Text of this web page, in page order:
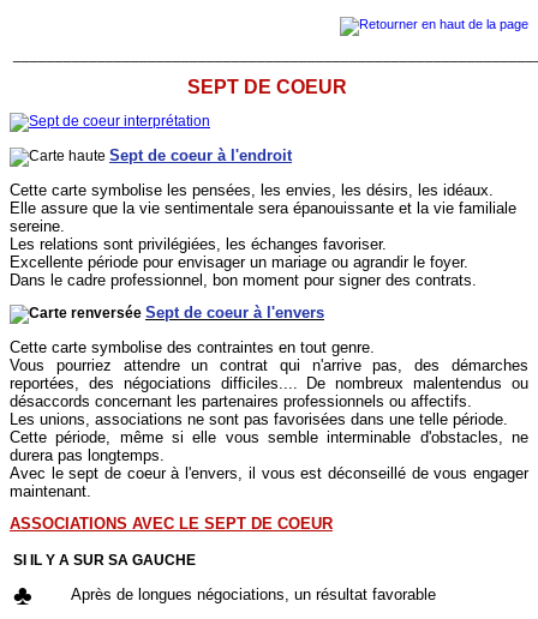
SEPT DE COEUR
Sept de coeur à l'endroit
Cette carte symbolise les pensées, les envies, les désirs, les idéaux.
Elle assure que la vie sentimentale sera épanouissante et la vie familiale
sereine.
Les relations sont privilégiées, les échanges favoriser.
Excellente période pour envisager un mariage ou agrandir le foyer.
Dans le cadre professionnel, bon moment pour signer des contrats.
Sept de coeur à l'envers
Cette carte symbolise des contraintes en tout genre.
Vous pourriez attendre un contrat qui n'arrive pas, des démarches
reportées, des négociations difficiles.... De nombreux malentendus ou
désaccords concernant les partenaires professionnels ou affectifs.
Les unions, associations ne sont pas favorisées dans une telle période.
Cette période, même si elle vous semble interminable d'obstacles, ne
durera pas longtemps.
Avec le sept de coeur à l'envers, il vous est déconseillé de vous engager
maintenant.
ASSOCIATIONS AVEC LE SEPT DE COEUR
SI IL Y A SUR SA GAUCHE
♣ Après de longues négociations, un résultat favorable